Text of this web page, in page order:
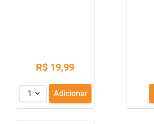
R$ 19,99
1 Adicionar